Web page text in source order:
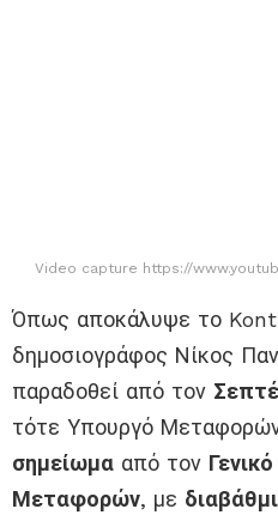
Video capture https://
Όπως αποκάλυψε το
δημοσιογράφος Νίκος
παραδοθεί από τον
τότε Υπουργό
σημείωμα από τον
Μεταφορών, με